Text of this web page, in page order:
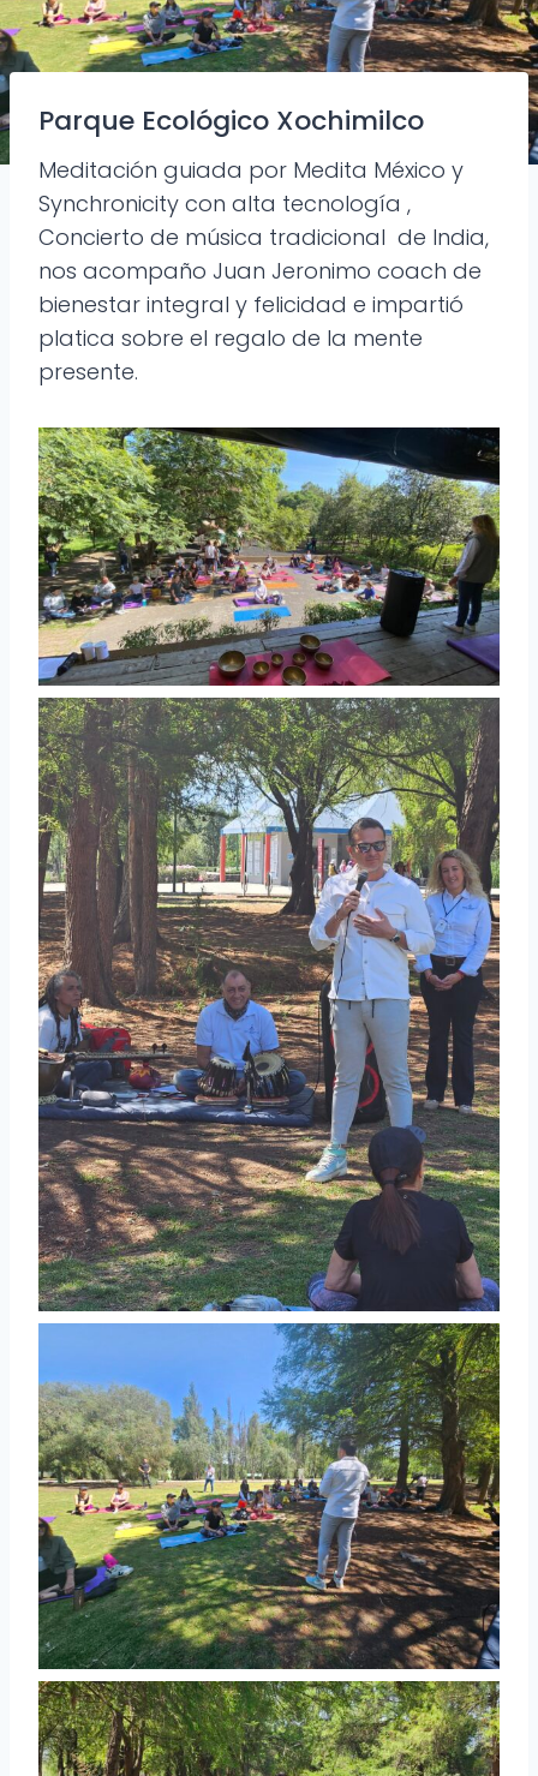
Parque Ecológico Xochimilco
Meditación guiada por Medita México y
Synchronicity con alta tecnología ,
Concierto de música tradicional de India,
nos acompaño Juan Jeronimo coach de
bienestar integral y felicidad e impartió
platica sobre el regalo de la mente
presente.